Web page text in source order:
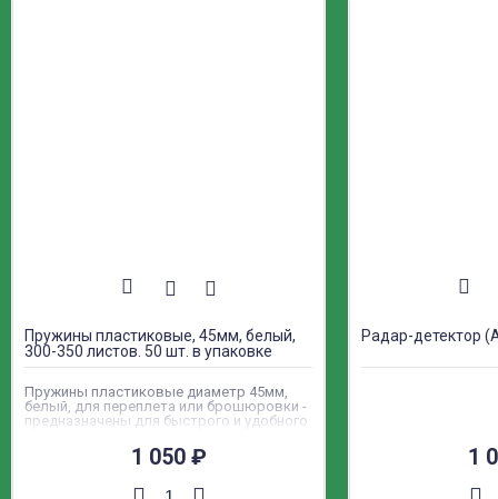
Пружины пластиковые, 45мм, белый,
300-350 листов. 50 шт. в упаковке
Пружины пластиковые диаметр 45мм,
белый, для переплета или брошюровки -
предназначены для быстрого и удобного
дипломов и другой печатной продукции
при помощи переплетной машины.
использовать для переплета бумаги
1 050 ₽
Радар-детектор
1